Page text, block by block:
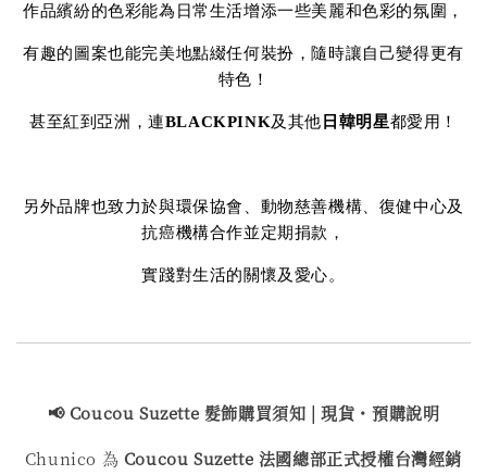
作品繽紛的色彩能為日常生活增添一些美麗和色彩的氛圍，
有趣的圖案也能完美地點綴任何裝扮，隨時讓自己變得更有
特色！
甚至紅到亞洲，連BLACKPINK及其他 日韓明星都愛用！
另外品牌也致力於與環保協會、動物慈善機構、復健中心及
抗癌機構合作並定期捐款，
實踐對生活的關懷及愛心。
📢 Coucou Suzette 髮飾購買須知 | 現貨・預購說明
Chunico 為 Coucou Suzette 法國總部正式授權台灣經銷